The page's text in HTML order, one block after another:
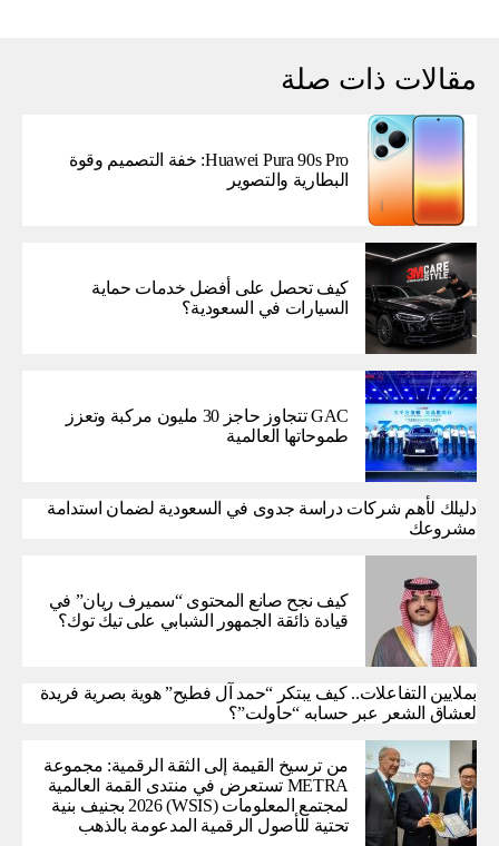
مقالات ذات صلة
Huawei Pura 90s Pro: خفة التصميم وقوة
البطارية والتصوير
كيف تحصل على أفضل خدمات حماية
السيارات في السعودية؟
GAC تتجاوز حاجز 30 مليون مركبة وتعزز
طموحاتها العالمية
دليلك لأهم شركات دراسة جدوى في السعودية لضمان استدامة
مشروعك
كيف نجح صانع المحتوى “سميرف ريان” في
قيادة ذائقة الجمهور الشبابي على تيك توك؟
بملايين التفاعلات.. كيف يبتكر “حمد آل فطيح” هوية بصرية فريدة
لعشاق الشعر عبر حسابه “حاولت”؟
من ترسيخ القيمة إلى الثقة الرقمية: مجموعة
METRA تستعرض في منتدى القمة العالمية
لمجتمع المعلومات (WSIS) 2026 بجنيف بنية
تحتية للأصول الرقمية المدعومة بالذهب